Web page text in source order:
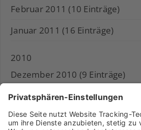
Februar 2011 (10 Einträge)
Januar 2011 (16 Einträge)
2010
Dezember 2010 (9 Einträge)
November 2010 (11 Einträge)